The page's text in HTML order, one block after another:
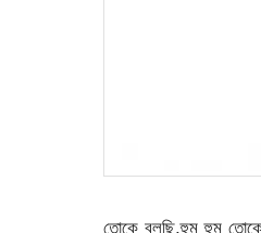
তোকে বলছি,হুম হুম